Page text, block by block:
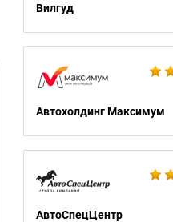
Вилгуд
Автохолдинг Максимум
АвтоСпецЦентр